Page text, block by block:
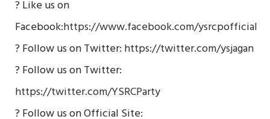
? Like us on
Facebook:https://www.facebook.com/ysrcpofficial
? Follow us on Twitter:https://twitter.com/ysjagan
? Follow us on Twitter:
https://twitter.com/YSRCParty
? Follow us on Official Site: